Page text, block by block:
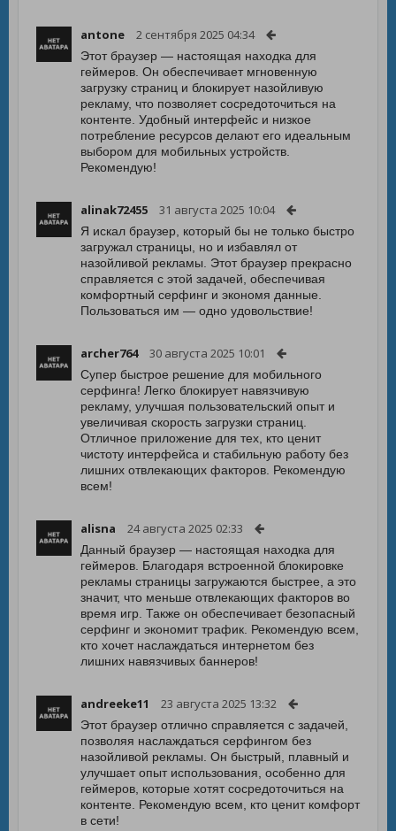
antone 2 сентября 2025 04:34
Этот браузер — настоящая находка для
геймеров. Он обеспечивает мгновенную
загрузку страниц и блокирует назойливую
рекламу, что позволяет сосредоточиться на
контенте. Удобный интерфейс и низкое
потребление ресурсов делают его идеальным
выбором для мобильных устройств.
Рекомендую!
alinak72455 31 августа 2025 10:04
Я искал браузер, который бы не только быстро
загружал страницы, но и избавлял от
назойливой рекламы. Этот браузер прекрасно
справляется с этой задачей, обеспечивая
комфортный серфинг и экономя данные.
Пользоваться им — одно удовольствие!
archer764 30 августа 2025 10:01
Супер быстрое решение для мобильного
серфинга! Легко блокирует навязчивую
рекламу, улучшая пользовательский опыт и
увеличивая скорость загрузки страниц.
Отличное приложение для тех, кто ценит
чистоту интерфейса и стабильную работу без
лишних отвлекающих факторов. Рекомендую
всем!
alisna 24 августа 2025 02:33
Данный браузер — настоящая находка для
геймеров. Благодаря встроенной блокировке
рекламы страницы загружаются быстрее, а это
значит, что меньше отвлекающих факторов во
время игр. Также он обеспечивает безопасный
серфинг и экономит трафик. Рекомендую всем,
кто хочет наслаждаться интернетом без
лишних навязчивых баннеров!
andreeke11 23 августа 2025 13:32
Этот браузер отлично справляется с задачей,
позволяя наслаждаться серфингом без
назойливой рекламы. Он быстрый, плавный и
улучшает опыт использования, особенно для
геймеров, которые хотят сосредоточиться на
контенте. Рекомендую всем, кто ценит комфорт
в сети!